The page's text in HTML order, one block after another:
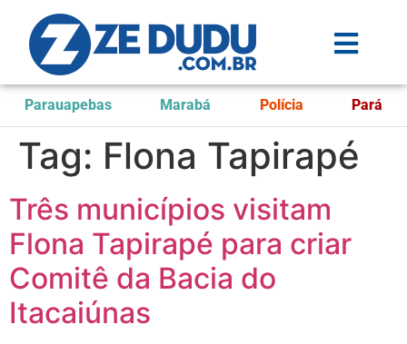
Parauapebas Marabá Polícia Pará
Tag: Flona Tapirapé
Três municípios visitam
Flona Tapirapé para criar
Comitê da Bacia do
Itacaiúnas